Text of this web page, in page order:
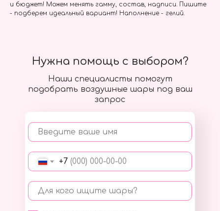
и бюджет! Можем менять гамму, состав, надписи. Пишите
- подберем идеальный вариант! Наполнение - гелий.
Наши специалисты помогут
подобрать воздушные шары под ваш
запрос
Введите ваше имя
+7
Для кого ищите шары?
Нужна помощь с выбором?